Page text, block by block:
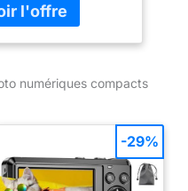
Zoom 40x - Wi-Fi/
New Travel
numériques compacts
-29%